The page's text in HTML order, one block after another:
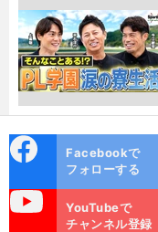
ok
Facebookで
フォローする
YouTubeで
チャンネル登録